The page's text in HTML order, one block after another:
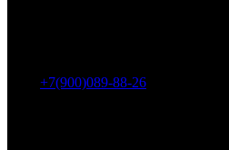
+7(900)089-88-26